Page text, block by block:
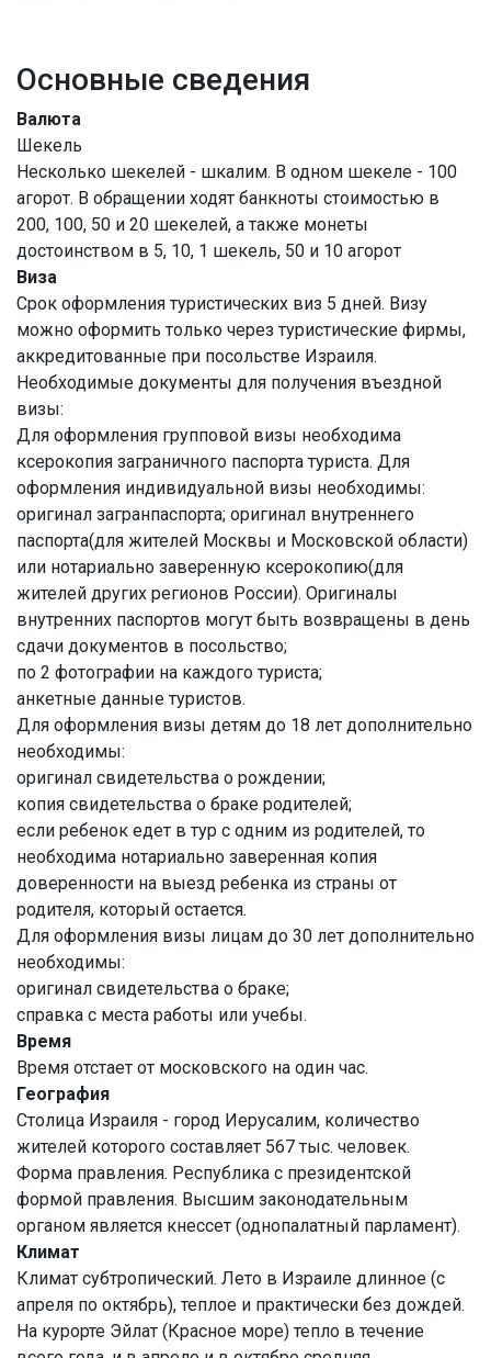
Основные сведения
Валюта
Шекель
Несколько шекелей - шкалим. В одном шекеле - 100
агорот. В обращении ходят банкноты стоимостью в
200, 100, 50 и 20 шекелей, а также монеты
достоинством в 5, 10, 1 шекель, 50 и 10 агорот
Виза
Срок оформления туристических виз 5 дней. Визу
можно оформить только через туристические фирмы,
аккредитованные при посольстве Израиля.
Необходимые документы для получения въездной
визы:
Для оформления групповой визы необходима
ксерокопия заграничного паспорта туриста. Для
оформления индивидуальной визы необходимы:
оригинал загранпаспорта; оригинал внутреннего
паспорта(для жителей Москвы и Московской области)
или нотариально заверенную ксерокопию(для
жителей других регионов России). Оригиналы
внутренних паспортов могут быть возвращены в день
сдачи документов в посольство;
по 2 фотографии на каждого туриста;
анкетные данные туристов.
Для оформления визы детям до 18 лет дополнительно
необходимы:
оригинал свидетельства о рождении;
копия свидетельства о браке родителей;
если ребенок едет в тур с одним из родителей, то
необходима нотариально заверенная копия
доверенности на выезд ребенка из страны от
родителя, который остается.
Для оформления визы лицам до 30 лет дополнительно
необходимы:
оригинал свидетельства о браке;
справка с места работы или учебы.
Время
Время отстает от московского на один час.
География
Столица Израиля - город Иерусалим, количество
жителей которого составляет 567 тыс. человек.
Форма правления. Республика с президентской
формой правления. Высшим законодательным
органом является кнессет (однопалатный парламент).
Климат
Климат субтропический. Лето в Израиле длинное (с
апреля по октябрь), теплое и практически без дождей.
На курорте Эйлат (Красное море) тепло в течение